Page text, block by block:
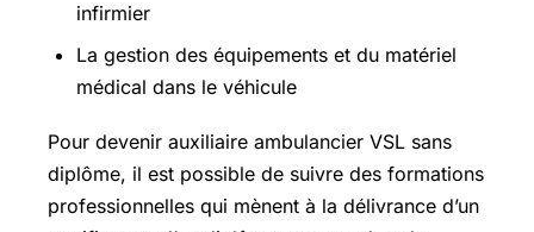
infirmier
La gestion des équipements et du matériel
médical dans le véhicule
Pour devenir auxiliaire ambulancier VSL sans
diplôme, il est possible de suivre des formations
professionnelles qui mènent à la délivrance d’un